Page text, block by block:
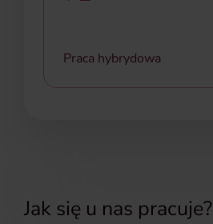
Praca hybrydowa
Jak się u nas pracuje?